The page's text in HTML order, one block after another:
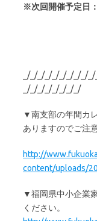
※次回開催予定日
_/_/_/_/_/_/_/_/_/
_/_/_/_/_/_/_/_/
▼南支部の年間カ
ありますのでご注
http://
content/uploads/
▼福岡県中小企業
ください。